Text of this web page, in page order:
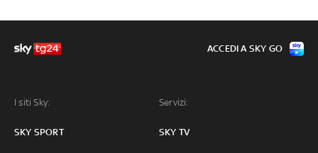
I siti Sky:
SKY SPORT
Servizi:
SKY TV
ACCEDI A SKY GO